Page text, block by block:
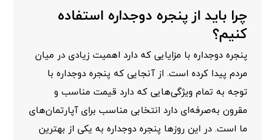
چرا باید از پنجره دوجداره استفاده
کنیم؟
پنجره دوجداره با مزایایی که دارد اهمیت زیادی در میان
مردم پیدا کرده است. از آنجایی که پنجره دوجداره با
توجه به تمام ویژگی‌هایی که دارد قیمت مناسب و
مقرون به‌صرفه‌ای دارد انتخابی مناسب برای آپارتمان‌های
ما است. در این روزها پنجره دوجداره به یکی از بهترین